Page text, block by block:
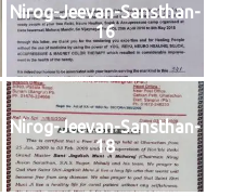
Nirog-Jeevan-Sansthan-
16
Nirog-Jeevan-Sansthan-
18